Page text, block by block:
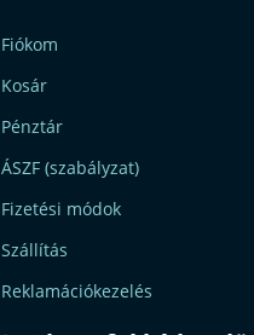
Fiókom
Kosár
Pénztár
ÁSZF (szabályzat)
Fizetési módok
Szállítás
Reklamációkezelés